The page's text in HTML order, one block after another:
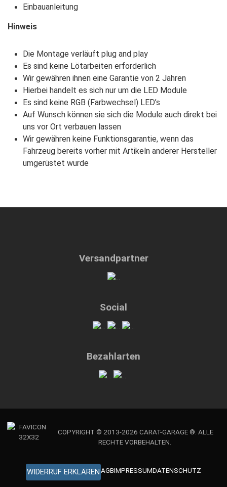
Einbauanleitung
Hinweis
Die Montage verläuft plug and play
Es sind keine Lötarbeiten erforderlich
Wir gewähren ihnen eine Garantie von 2 Jahren
Hierbei handelt es sich nur um die LED Module
Es sind keine RGB (Farbwechsel) LED’s
Auf Wunsch können sie sich die Module auch direkt bei
uns vor Ort verbauen lassen
Wir gewähren keine Funktionsgarantie, wenn das
Fahrzeug bereits vorher mit Artikeln anderer Hersteller
umgerüstet wurde
Versandpartner
Social
Bezahlarten
COPYRIGHT © 2013-2026 CARAT-GARAGE ®. ALLE
RECHTE VORBEHALTEN.
WIDERRUF ERKLÄREN AGBIMPRESSUMDATENSCHUTZ